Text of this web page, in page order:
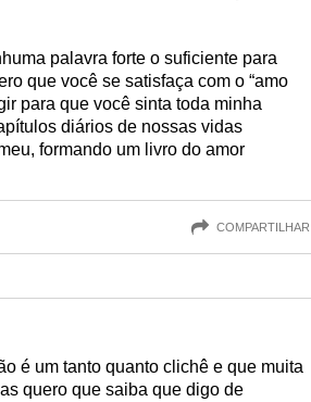
palavra forte o suficiente para
que você se satisfaça com o “amo
para que você sinta toda minha
diários de nossas vidas
formando um livro do amor
COMPARTILHAR
é um tanto quanto clichê e que muita
quero que saiba que digo de